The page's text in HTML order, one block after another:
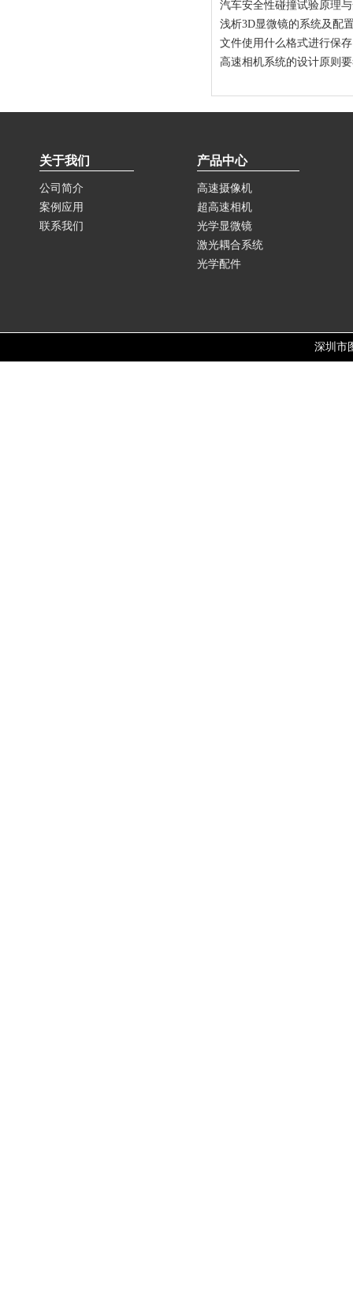
汽车安全性碰撞试验原理
浅析3D显微镜的系统及配
文件使用什么格式进行保
高速相机系统的设计原则
关于我们
公司简介
案例应用
联系我们
产品中心
高速摄像机
超高速相机
光学显微镜
激光耦合系统
光学配件
深圳市